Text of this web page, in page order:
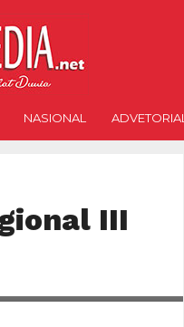
NASIONAL ADVETORIAL
III